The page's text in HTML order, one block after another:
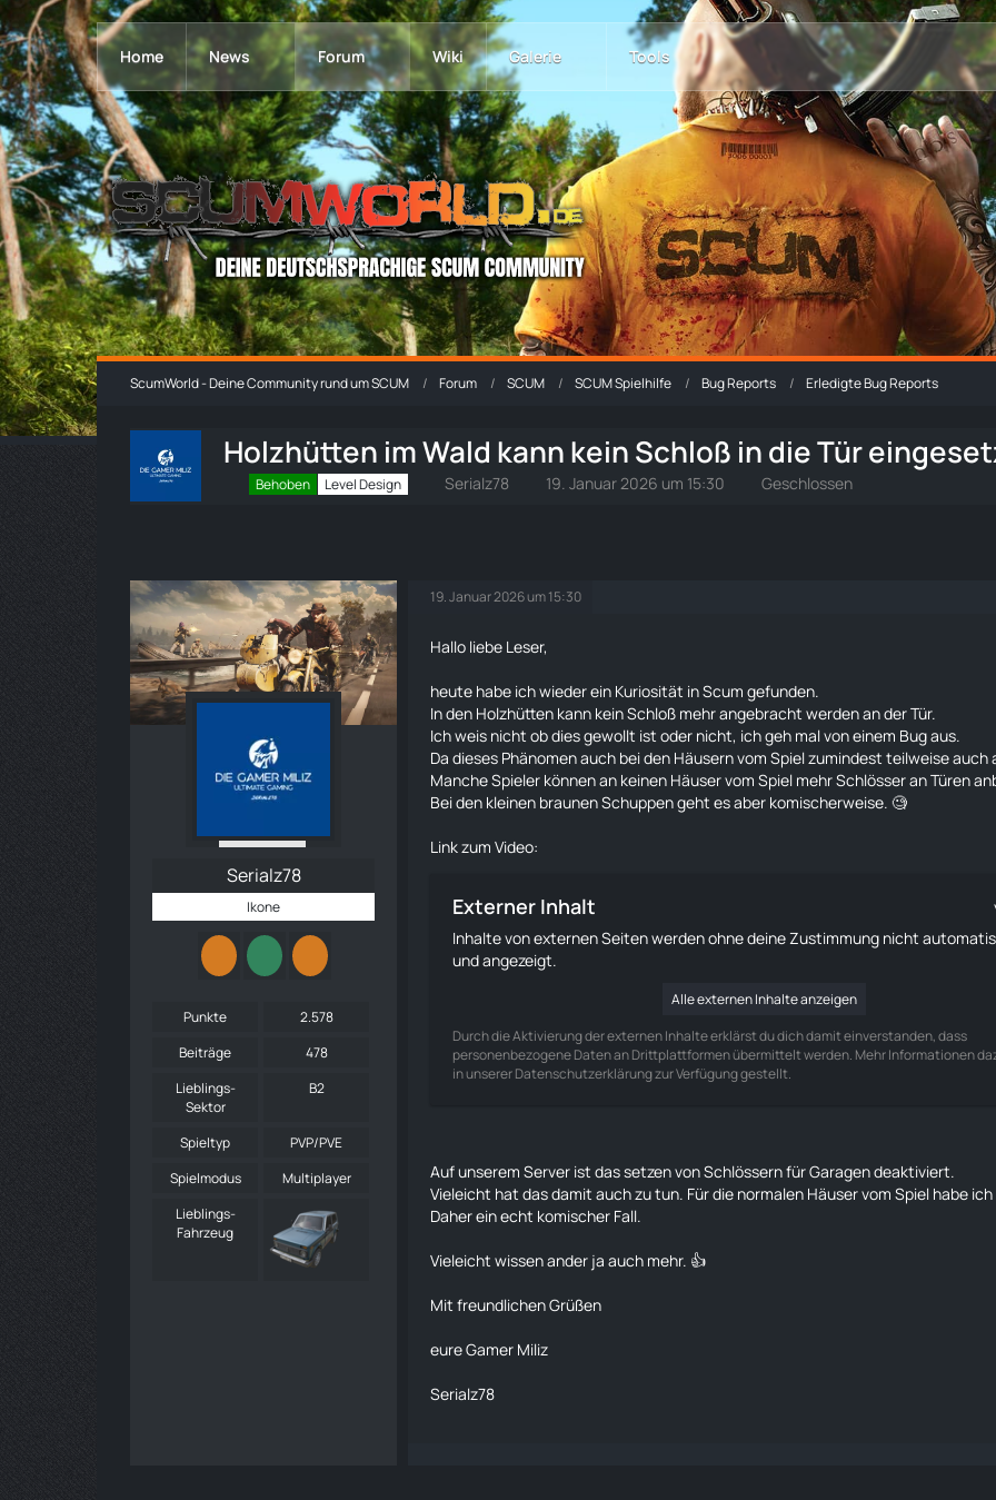
Home News Forum Wiki Galerie Tools
ScumWorld - Deine Community rund um SCUM Forum SCUM SCUM Spielhilfe Bug Reports Erledigte Bug Reports
Holzhütten im Wald kann kein Schloß in die Tür
Behoben Level Design Serialz78 19. Januar 2026 um 15:30 Geschlossen
Serialz78
Ikone
Punkte
2.578
Beiträge
478
Lieblings-
Sektor
B2
Spieltyp
PVP/PVE
Spielmodus
Multiplayer
Lieblings-
Fahrzeug
19. Januar 2026 um 15:30
Hallo liebe Leser,
heute habe ich wieder ein Kuriosität in Scum gefunden.
In den Holzhütten kann kein Schloß mehr angebracht werden an der Tür.
Ich weis nicht ob dies gewollt ist oder nicht, ich geh mal von einem Bug aus.
Da dieses Phänomen auch bei den Häusern vom Spiel zumindest teilweise
Manche Spieler können an keinen Häuser vom Spiel mehrSchlösseran Türen
Bei den kleinen braunen Schuppen geht es aber komischerweise. 🧐
Link zum Video:
Externer Inhalt
Inhalte von externen Seiten werden ohne deine Zustimmung nicht
und angezeigt.
Alle externen Inhalte anzeigen
Durch die Aktivierung der externen Inhalte erklärst du dich damit einverstanden, dass
personenbezogene Daten an Drittplattformen übermittelt werden. Mehr Informationen
in unserer Datenschutzerklärung zur Verfügung gestellt.
Auf unserem Server ist das setzen von Schlössern für Garagen deaktiviert.
Vieleicht hat das damit auch zu tun. Für die normalen Häuser vom Spiel habe
Daher ein echt komischer Fall.
Vieleicht wissen ander ja auch mehr. 👍
Mit freundlichen Grüßen
eure Gamer Miliz
Serialz78